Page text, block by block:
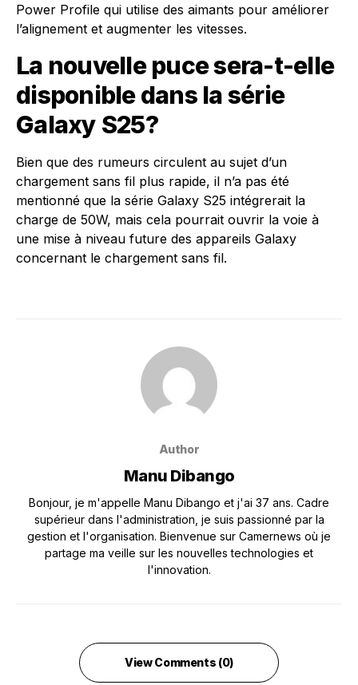
Power Profile qui utilise des aimants pour améliorer
l’alignement et augmenter les vitesses.
La nouvelle puce sera-t-elle
disponible dans la série
Galaxy S25?
Bien que des rumeurs circulent au sujet d’un
chargement sans fil plus rapide, il n’a pas été
mentionné que la série Galaxy S25 intégrerait la
charge de 50W, mais cela pourrait ouvrir la voie à
une mise à niveau future des appareils Galaxy
concernant le chargement sans fil.
Author
Manu Dibango
Bonjour, je m'appelle Manu Dibango et j'ai 37 ans. Cadre
supérieur dans l'administration, je suis passionné par la
gestion et l'organisation. Bienvenue sur Camernews où je
partage ma veille sur les nouvelles technologies et
l'innovation.
View Comments (0)